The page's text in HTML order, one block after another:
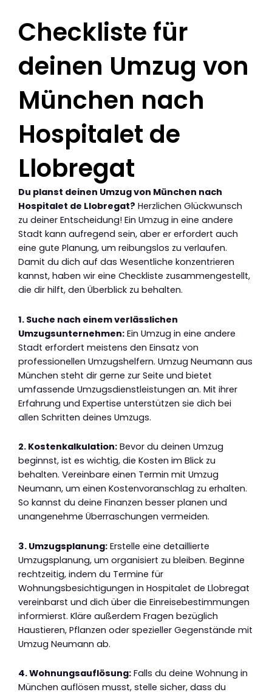
Checkliste für
deinen Umzug von
München nach
Hospitalet de
Llobregat
Du planst deinen Umzug von München nach
Hospitalet de Llobregat? Herzlichen Glückwunsch
zu deiner Entscheidung! Ein Umzug in eine andere
Stadt kann aufregend sein, aber er erfordert auch
eine gute Planung, um reibungslos zu verlaufen.
Damit du dich auf das Wesentliche konzentrieren
kannst, haben wir eine Checkliste zusammengestellt,
die dir hilft, den Überblick zu behalten.
1. Suche nach einem verlässlichen
Umzugsunternehmen: Ein Umzug in eine andere
Stadt erfordert meistens den Einsatz von
professionellen Umzugshelfern. Umzug Neumann aus
München steht dir gerne zur Seite und bietet
umfassende Umzugsdienstleistungen an. Mit ihrer
Erfahrung und Expertise unterstützen sie dich bei
allen Schritten deines Umzugs.
2. Kostenkalkulation: Bevor du deinen Umzug
beginnst, ist es wichtig, die Kosten im Blick zu
behalten. Vereinbare einen Termin mit Umzug
Neumann, um einen Kostenvoranschlag zu erhalten.
So kannst du deine Finanzen besser planen und
unangenehme Überraschungen vermeiden.
3. Umzugsplanung: Erstelle eine detaillierte
Umzugsplanung, um organisiert zu bleiben. Beginne
rechtzeitig, indem du Termine für
Wohnungsbesichtigungen in Hospitalet de Llobregat
vereinbarst und dich über die Einreisebestimmungen
informierst. Kläre außerdem Fragen bezüglich
Haustieren, Pflanzen oder spezieller Gegenstände mit
Umzug Neumann ab.
4. Wohnungsauflösung: Falls du deine Wohnung in
München auflösen musst, stelle sicher, dass du